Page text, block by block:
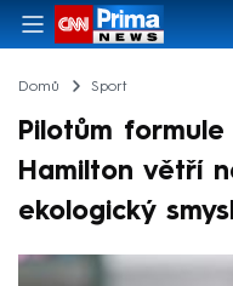
Domů Sport
Pilotům
Hamilton větří
ekologický smysl